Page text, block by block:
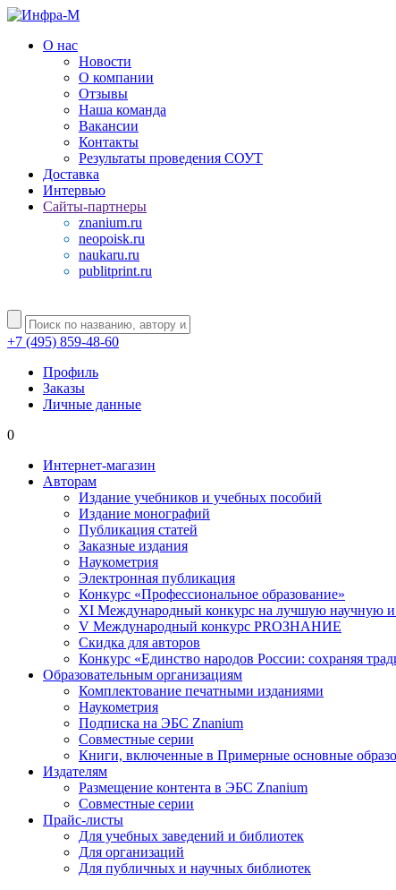
О нас
Новости
О компании
Отзывы
Наша команда
Вакансии
Контакты
Результаты проведения СОУТ
Доставка
Интервью
Сайты-партнеры
znanium.ru
neopoisk.ru
naukaru.ru
publitprint.ru
+7 (495) 859-48-60
Профиль
Заказы
Личные данные
0
Интернет-магазин
Авторам
Издание учебников и учебных пособий
Издание монографий
Публикация статей
Заказные издания
Наукометрия
Электронная публикация
Конкурс «Профессиональное образование»
XI Международный конкурс на лучшую научную
V Международный конкурс PROЗНАНИЕ
Скидка для авторов
Конкурс «Единство народов России: сохраняя
Образовательным организациям
Комплектование печатными изданиями
Наукометрия
Подписка на ЭБС Znanium
Совместные серии
Книги, включенные в Примерные основные
Издателям
Размещение контента в ЭБС Znanium
Совместные серии
Прайс-листы
Для учебных заведений и библиотек
Для организаций
Для публичных и научных библиотек